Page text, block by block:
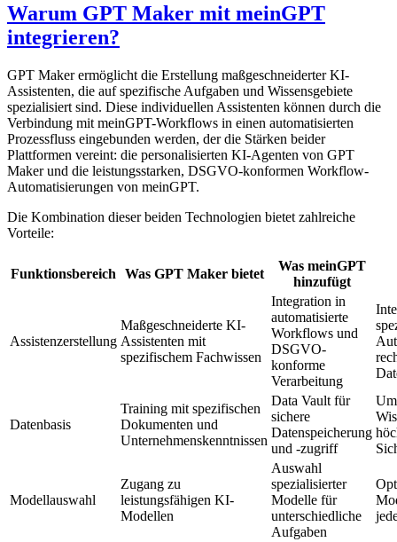
Warum GPT Maker mit meinGPT
integrieren?
GPT Maker ermöglicht die Erstellung maßgeschneiderter KI-
Assistenten, die auf spezifische Aufgaben und Wissensgebiete
spezialisiert sind. Diese individuellen Assistenten können durch die
Verbindung mit meinGPT-Workflows in einen automatisierten
Prozessfluss eingebunden werden, der die Stärken beider
Plattformen vereint: die personalisierten KI-Agenten von GPT
Maker und die leistungsstarken, DSGVO-konformen Workflow-
Automatisierungen von meinGPT.
Die Kombination dieser beiden Technologien bietet zahlreiche
Vorteile:
Funktionsbereich Was GPT Maker bietet
Was meinGPT
hinzufügt
Assistenzerstellung
Maßgeschneiderte KI-
Assistenten mit
spezifischem Fachwissen
Integration in
automatisierte
Workflows und
DSGVO-
konforme
Verarbeitung
Datenbasis
Training mit spezifischen
Dokumenten und
Unternehmenskenntnissen
Data Vault für
sichere
Datenspeicherung
und -zugriff
Modellauswahl
Zugang zu
leistungsfähigen KI-
Modellen
Auswahl
spezialisierter
Modelle für
unterschiedliche
Aufgaben